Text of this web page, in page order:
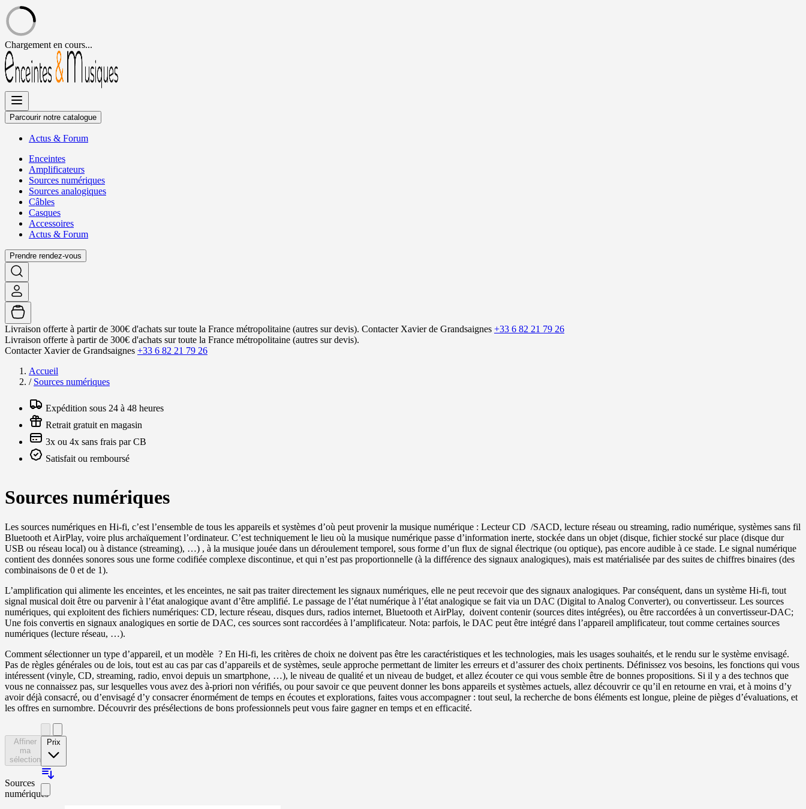
Chargement en cours...
Allez
au
contenu
Parcourir notre catalogue
Actus & Forum
Enceintes
Amplificateurs
Sources numériques
Sources analogiques
Câbles
Casques
Accessoires
Actus & Forum
Prendre rendez-vous
Livraison offerte à partir de 300€ d'achats sur toute la France métropolitaine (autres sur devis). Contacter Xavier de Grandsaignes +33 6 82 21 79 26
Livraison offerte à partir de 300€ d'achats sur toute la France métropolitaine (autres sur devis).
Contacter Xavier de Grandsaignes +33 6 82 21 79 26
Accueil
/ Sources numériques
Expédition sous 24 à 48 heures
Retrait gratuit en magasin
3x ou 4x sans frais par CB
Satisfait ou remboursé
Sources numériques
Les sources numériques en Hi-fi, c’est l’ensemble de tous les appareils et systèmes d’où peut provenir la musique numérique : Lecteur CD /SACD, lecture réseau ou streaming, radio numérique, systèmes sans fil
Bluetooth et AirPlay, voire plus archaïquement l’ordinateur. C’est techniquement le lieu où la musique numérique passe d’information inerte, stockée dans un objet (disque, fichier stocké sur place (disque dur
USB ou réseau local) ou à distance (streaming), …) , à la musique jouée dans un déroulement temporel, sous forme d’un flux de signal électrique (ou optique), pas encore audible à ce stade. Le signal numérique
contient des données sonores sous une forme codifiée complexe discontinue, et qui n’est pas proportionnelle (à la différence des signaux analogiques), mais est matérialisée par des suites de chiffres binaires (des
combinaisons de 0 et de 1).
L’amplification qui alimente les enceintes, et les enceintes, ne sait pas traiter directement les signaux numériques, elle ne peut recevoir que des signaux analogiques. Par conséquent, dans un système Hi-fi, tout
signal musical doit être ou parvenir à l’état analogique avant d’être amplifié. Le passage de l’état numérique à l’état analogique se fait via un DAC (Digital to Analog Converter), ou convertisseur. Les sources
numériques, qui exploitent des fichiers numériques: CD, lecture réseau, disques durs, radios internet, Bluetooth et AirPlay, doivent contenir (sources dites intégrées), ou être raccordées à un convertisseur-DAC;
Une fois convertis en signaux analogiques en sortie de DAC, ces sources sont raccordées à l’amplificateur. Nota: parfois, le DAC peut être intégré dans l’appareil amplificateur, tout comme certaines sources
numériques (lecture réseau, …).
Comment sélectionner un type d’appareil, et un modèle ? En Hi-fi, les critères de choix ne doivent pas être les caractéristiques et les technologies, mais les usages souhaités, et le rendu sur le système envisagé.
Pas de règles générales ou de lois, tout est au cas par cas d’appareils et de systèmes, seule approche permettant de limiter les erreurs et d’assurer des choix pertinents. Définissez vos besoins, les fonctions qui vous
intéressent (vinyle, CD, streaming, radio, envoi depuis un smartphone, …), le niveau de qualité et un niveau de budget, et allez écouter ce qui vous semble être de bonnes propositions. Si il y a des technos que
vous ne connaissez pas, sur lesquelles vous avez des à-priori non vérifiés, ou pour savoir ce que peuvent donner les bons appareils et systèmes actuels, allez découvrir ce qu’il en retourne en vrai, et à moins d’y
avoir déjà consacré, ou d’envisagé d’y consacrer énormément de temps en écoutes et explorations, faites vous accompagner : tout seul, la recherche de bons éléments est longue, pleine de pièges d’évaluations, et
les offres en surnombre. Découvrir des présélections de bons professionnels peut vous faire gagner en temps et en efficacité.
Affiner
ma
sélection
Sources
numériques
Prix